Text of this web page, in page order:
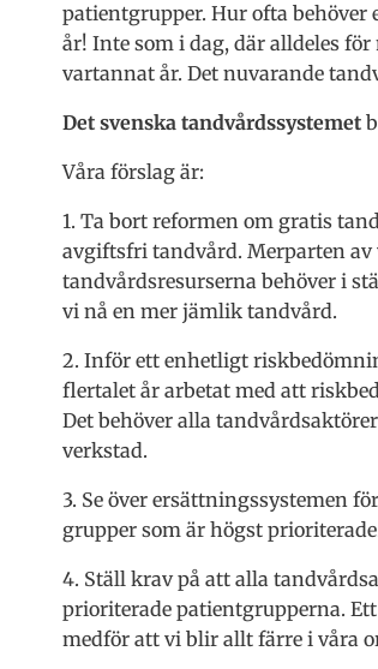
patientgrupper. Hur ofta
år! Inte som i dag, där alldeles
vartannat år. Det nuvarande
Det svenska tandvårdssystemet
Våra förslag är:
1. Ta bort reformen om gratis
avgiftsfri tandvård. Merparten av
tandvårdsresurserna behöver i
vi nå en mer jämlik tandvård.
2. Inför ett enhetligt
flertalet år arbetat med att
Det behöver alla
verkstad.
3. Se över ersättningssystemen
grupper som är högst
4. Ställ krav på att alla
prioriterade patientgrupperna.
medför att vi blir allt färre i våra